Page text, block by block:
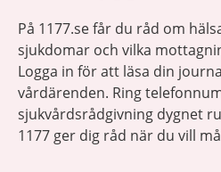
På 1177.se får du råd om
sjukdomar och vilka
Logga in för att läsa din
vårdärenden. Ring
sjukvårdsrådgivning dygnet
1177 ger dig råd när du vill